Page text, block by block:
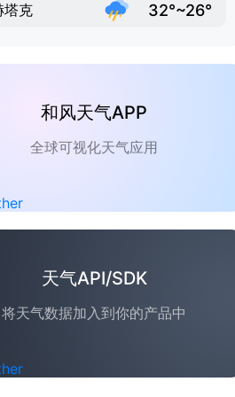
塔克 32°~26°
和风天气APP
全球可视化天气应用
天气API/SDK
将天气数据加入到你的产品中